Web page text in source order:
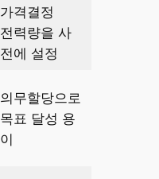
가격결정
전력량을 사
전에 설정
의무할당으로
목표 달성 용
이